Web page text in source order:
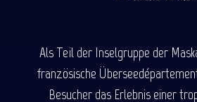
Als Teil der Inselgruppe der
französische
Besucher das Erlebnis einer